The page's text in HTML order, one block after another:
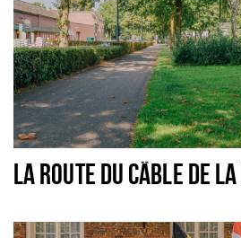
LA ROUTE DU CÂBLE DE